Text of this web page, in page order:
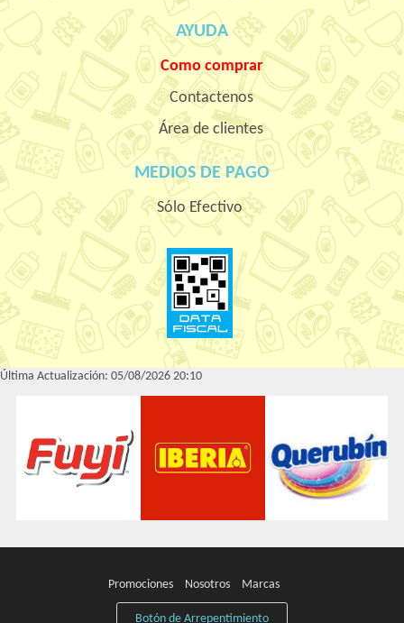
AYUDA
Como comprar
Contactenos
Área de clientes
MEDIOS DE PAGO
Sólo Efectivo
Última Actualización: 05/08/2026 20:10
Promociones Nosotros Marcas
Botón de Arrepentimiento